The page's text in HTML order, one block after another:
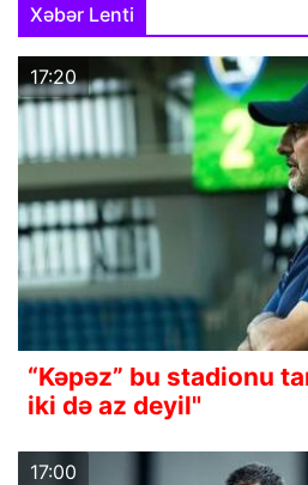
Xəbər Lenti
17:20
“Kəpəz” bu stadionu
iki də az deyil"
17:00